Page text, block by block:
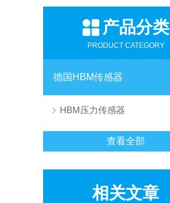
产品分类
PRODUCT CATEGORY
德国HBM传感器
HBM压力传感器
查看全部
相关文章